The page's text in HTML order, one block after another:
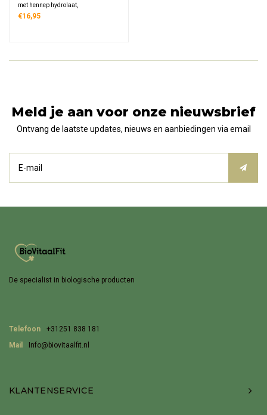
met hennep hydrolaat,
hennepzaadolie, cederhoutolie en
€16,95
Meld je aan voor onze nieuwsbrief
Ontvang de laatste updates, nieuws en aanbiedingen via email
De specialist in biologische producten
Telefoon
+31251 838 181
Mail
Info@biovitaalfit.nl
KLANTENSERVICE